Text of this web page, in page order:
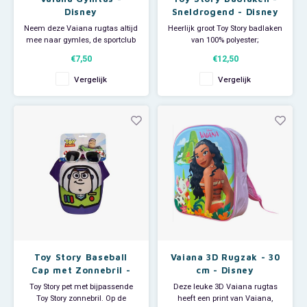
Disney
Neem deze Vaiana rugtas altijd
mee naar gymles, de sportclub
Disney zwemtas is gemaakt
van licht materiaal en draagt
hierdoor comfortabel. De
gymtas is voorzien van
Materiaal: 100% polyester. Afmet
€7,50
Vergelijk
Sneldrogend - Disney
Heerlijk groot Toy Story badlaken
van 100% polyester;
afbeelding van Woody, Buzz
Lightyear en Rex. De grote
Disney handdoek is ideaal voor
thuisgebruik, voor bij de
als strandlaken te gebruiken
als je naar
€12,50
Vergelijk
Toy Story Baseball
Cap met Zonnebril -
Disney
Toy Story pet met bijpassende
Toy Story zonnebril. Op de
Vaiana 3D Rugzak - 30
cm - Disney
Deze leuke 3D Vaiana rugtas
heeft een print van Vaiana,